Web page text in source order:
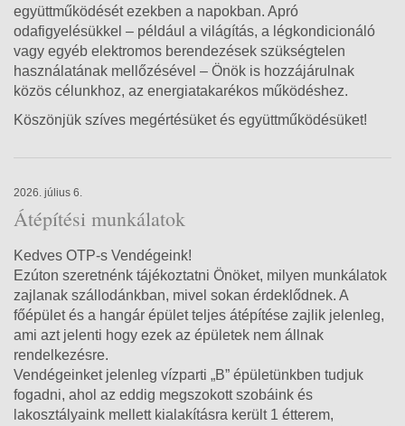
együttműködését ezekben a napokban. Apró
odafigyelésükkel – például a világítás, a légkondicionáló
vagy egyéb elektromos berendezések szükségtelen
használatának mellőzésével – Önök is hozzájárulnak
közös célunkhoz, az energiatakarékos működéshez.
Köszönjük szíves megértésüket és együttműködésüket!
2026. július 6.
Átépítési munkálatok
Kedves OTP-s Vendégeink!
Ezúton szeretnénk tájékoztatni Önöket, milyen munkálatok
zajlanak szállodánkban, mivel sokan érdeklődnek. A
főépület és a hangár épület teljes átépítése zajlik jelenleg,
ami azt jelenti hogy ezek az épületek nem állnak
rendelkezésre.
Vendégeinket jelenleg vízparti „B” épületünkben tudjuk
fogadni, ahol az eddig megszokott szobáink és
lakosztályaink mellett kialakításra került 1 étterem,